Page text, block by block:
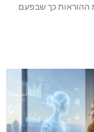
ההוראות כך שבפעם